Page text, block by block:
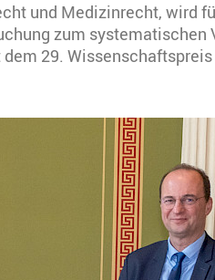
und Medizinrecht, wird
zum systematischen
29.